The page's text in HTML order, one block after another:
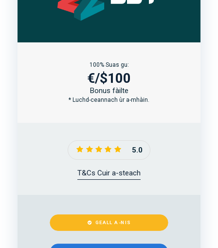
100% Suas gu:
€/$100
Bonus fàilte
* Luchd-ceannach ùr a-mhàin.
5.0
T&Cs Cuir a-steach
GEALL A-NIS